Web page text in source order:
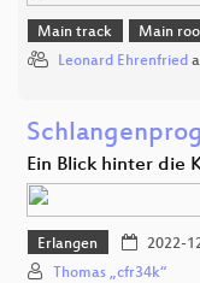
Main track Main
Leonard Ehrenfried
Ein Blick hinter die
Erlangen 2022-
Thomas „cfr34k“